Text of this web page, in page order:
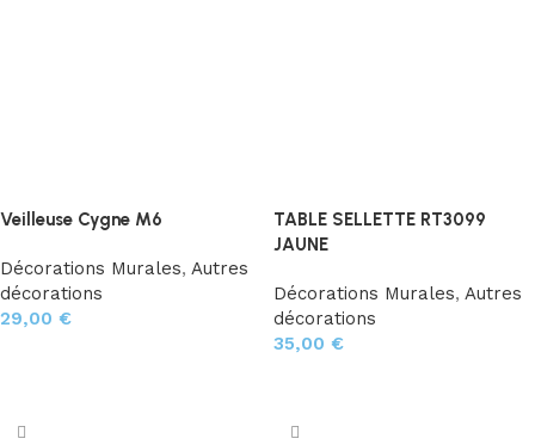
Veilleuse Cygne M6
Décorations Murales, Autres
décorations
29,00 €
TABLE SELLETTE RT3099
JAUNE
Décorations Murales, Autres
décorations
35,00 €